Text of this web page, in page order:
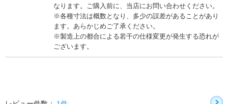
なります。ご購入前に、当店にお問い合わせください。
※各種寸法は概数となり、多少の誤差があることがあり
ます。あらかじめご了承ください。
※製造上の都合による若干の仕様変更が発生する恐れが
ございます。